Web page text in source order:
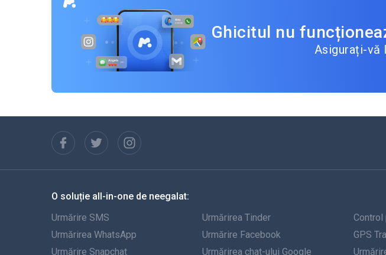
Ghicitul nu
Asigurați-vă
O soluție all-in-one de neegalat:
Urmărire SMS
Urmărirea WhatsApp
Urmărire Snapchat
Urmărirea Tinder
Urmărire Facebook
Urmărirea chat-ului Google
Control
GPS